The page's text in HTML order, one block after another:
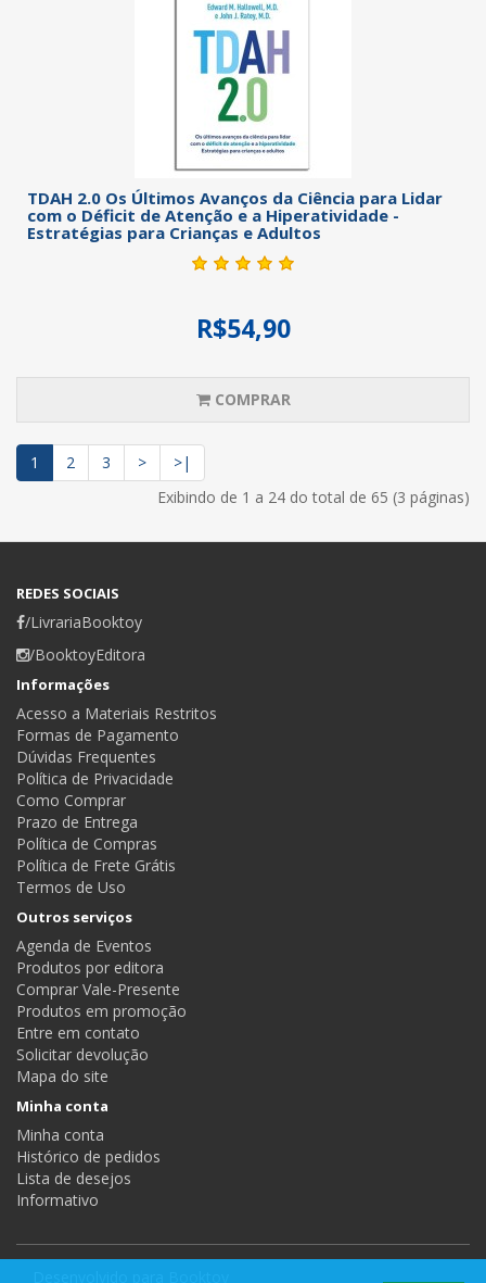
TDAH 2.0 Os Últimos Avanços da Ciência para Lidar
com o Déficit de Atenção e a Hiperatividade -
Estratégias para Crianças e Adultos
R$54,90
COMPRAR
1 2 3 >
>|
Exibindo de 1 a 24 do total de 65 (3 páginas)
REDES SOCIAIS
/LivrariaBooktoy
/BooktoyEditora
Informações
Acesso a Materiais Restritos
Formas de Pagamento
Dúvidas Frequentes
Política de Privacidade
Como Comprar
Prazo de Entrega
Política de Compras
Política de Frete Grátis
Termos de Uso
Outros serviços
Agenda de Eventos
Produtos por editora
Comprar Vale-Presente
Produtos em promoção
Entre em contato
Solicitar devolução
Mapa do site
Minha conta
Minha conta
Histórico de pedidos
Lista de desejos
Informativo